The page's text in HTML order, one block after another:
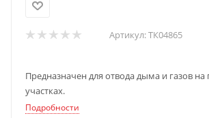
Артикул:ТК04865
Предназначен для отвода дыма и газов
участках.
Подробности